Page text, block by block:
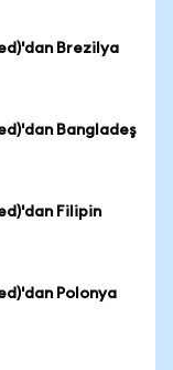
Brezilya
Bangladeş
Filipin
Polonya